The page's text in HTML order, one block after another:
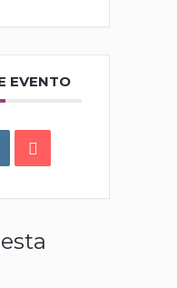
EVENTO